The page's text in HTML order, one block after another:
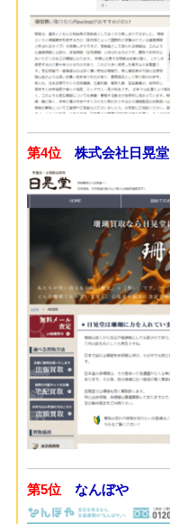
第4位 株式会社日晃堂
第5位 なんぼや